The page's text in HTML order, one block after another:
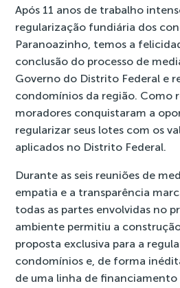
Após 11 anos de trabalho
regularização fundiária dos
Paranoazinho, temos a
conclusão do processo de
Governo do Distrito Federal e
condomínios da região. Como
moradores conquistaram a
regularizar seus lotes com os
aplicados no Distrito Federal.
Durante as seis reuniões de
empatia e a transparência
todas as partes envolvidas no
ambiente permitiu a
proposta exclusiva para a
condomínios e, de forma
de uma linha de